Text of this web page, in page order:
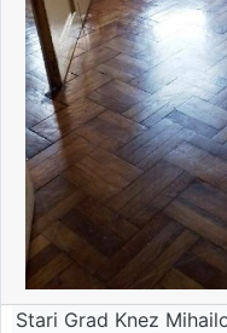
Stari Grad Knez